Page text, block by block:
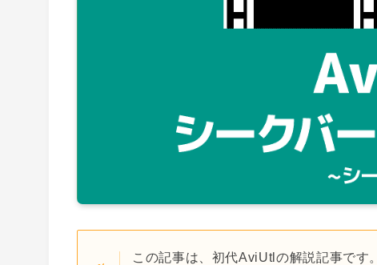
この記事は、初代AviUtlの解説記事です。